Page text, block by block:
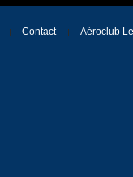
Contact Aéroclub